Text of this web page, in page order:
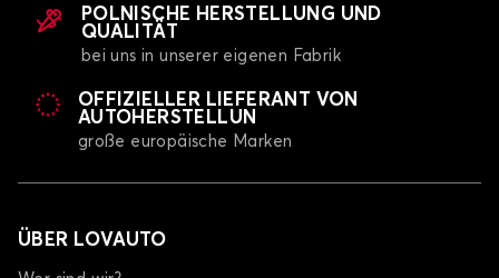
POLNISCHE HERSTELLUNG UND
QUALITÄT
bei uns in unserer eigenen Fabrik
OFFIZIELLER LIEFERANT VON
AUTOHERSTELLUN
große europäische Marken
ÜBER LOVAUTO